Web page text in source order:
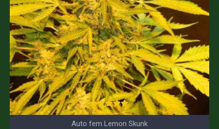
Auto fem Lemon Skunk